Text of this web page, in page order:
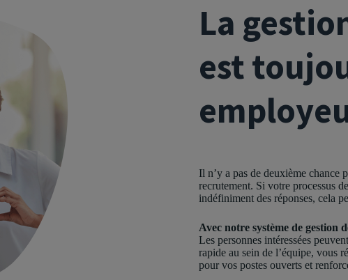
La
est
Il n’y a pas de deuxième chance
recrutement. Si votre processus
indéfiniment des réponses, cela
Avec notre système de gestion
Les personnes intéressées
rapide au sein de l’équipe, vous
pour vos postes ouverts et